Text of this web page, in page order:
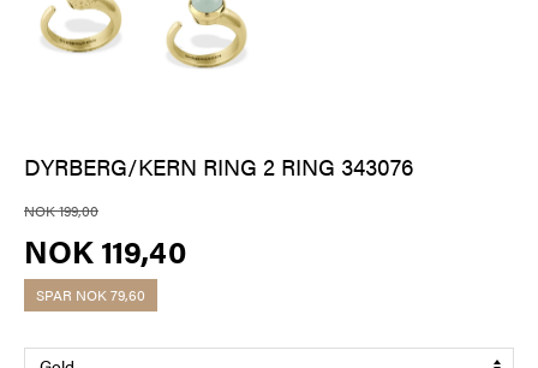
DYRBERG/KERN RING 2 RING 343076
NOK 199,00
NOK 119,40
SPAR NOK 79,60